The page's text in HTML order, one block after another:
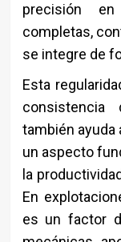
precisión
completas,
se integre de
Esta
también ayuda
un aspecto
la
En
es un factor